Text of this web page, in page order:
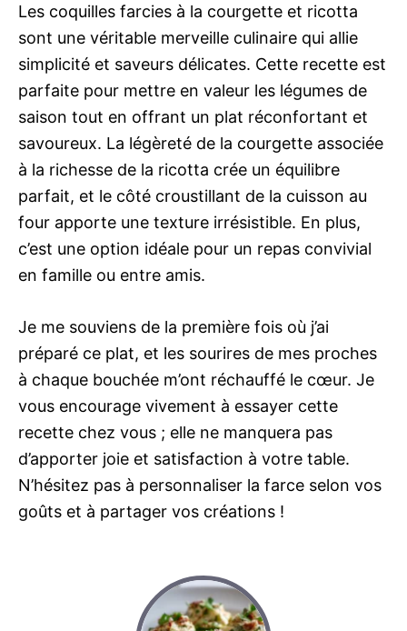
Les coquilles farcies à la courgette et ricotta
sont une véritable merveille culinaire qui allie
simplicité et saveurs délicates. Cette recette est
parfaite pour mettre en valeur les légumes de
saison tout en offrant un plat réconfortant et
savoureux. La légèreté de la courgette associée
à la richesse de la ricotta crée un équilibre
parfait, et le côté croustillant de la cuisson au
four apporte une texture irrésistible. En plus,
c’est une option idéale pour un repas convivial
en famille ou entre amis.
Je me souviens de la première fois où j’ai
préparé ce plat, et les sourires de mes proches
à chaque bouchée m’ont réchauffé le cœur. Je
vous encourage vivement à essayer cette
recette chez vous ; elle ne manquera pas
d’apporter joie et satisfaction à votre table.
N’hésitez pas à personnaliser la farce selon vos
goûts et à partager vos créations !